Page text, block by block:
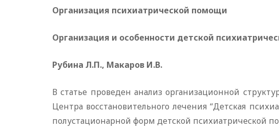
Организация психиатрической помощи
Организация и особенности детской
Рубина Л.П., Макаров И.В.
В статье проведен анализ организационной
Центра восстановительного лечения “Детская
полустационарной форм детской психиатрической